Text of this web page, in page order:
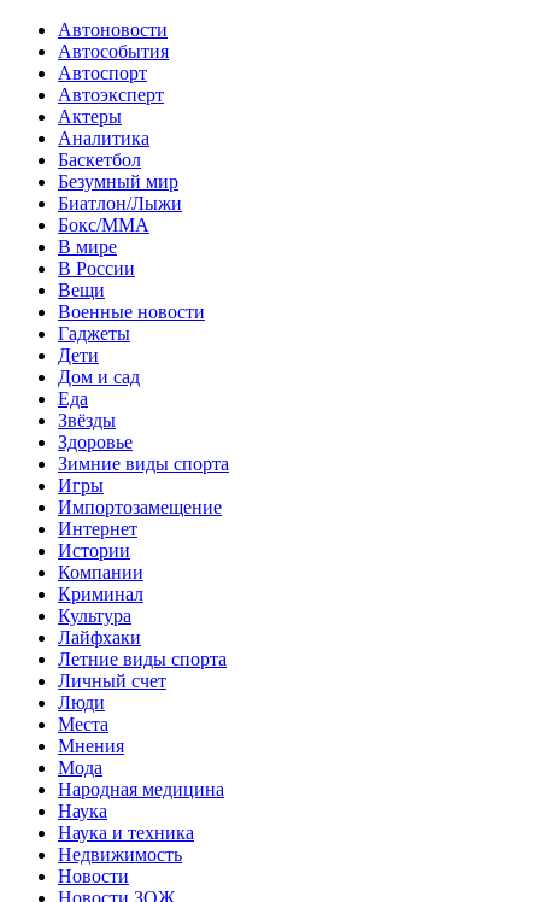
Автоновости
Автособытия
Автоспорт
Автоэксперт
Актеры
Аналитика
Баскетбол
Безумный мир
Биатлон/Лыжи
Бокс/MMA
В мире
В России
Вещи
Военные новости
Гаджеты
Дети
Дом и сад
Еда
Звёзды
Здоровье
Зимние виды спорта
Игры
Импортозамещение
Интернет
Истории
Компании
Криминал
Культура
Лайфхаки
Летние виды спорта
Личный счет
Люди
Места
Мнения
Мода
Народная медицина
Наука
Наука и техника
Недвижимость
Новости
Новости ЗОЖ